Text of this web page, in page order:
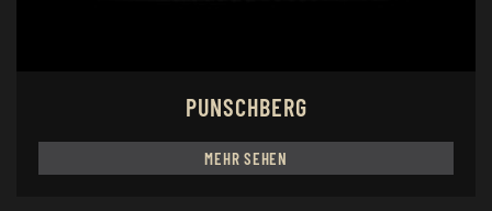
PUNSCHBERG
MEHR SEHEN